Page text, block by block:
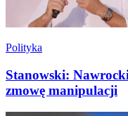
Polityka
Stanowski:
zmowę manipulacji